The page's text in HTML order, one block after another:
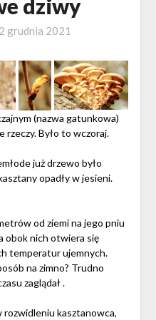
dziwy
grudnia 2021
(nazwa gatunkowa)
rzeczy. Było to wczoraj.
już drzewo było
opadły w jesieni.
od ziemi na jego pniu
obok nich otwiera się
temperatur ujemnych.
na zimno? Trudno
zaglądał .
rozwidleniu kasztanowca,